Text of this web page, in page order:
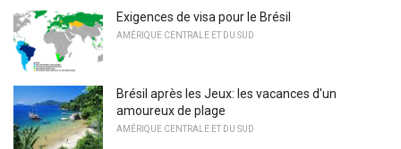
Exigences de visa pour le Brésil
AMÉRIQUE CENTRALE ET DU SUD
Brésil après les Jeux: les vacances d'un
amoureux de plage
AMÉRIQUE CENTRALE ET DU SUD